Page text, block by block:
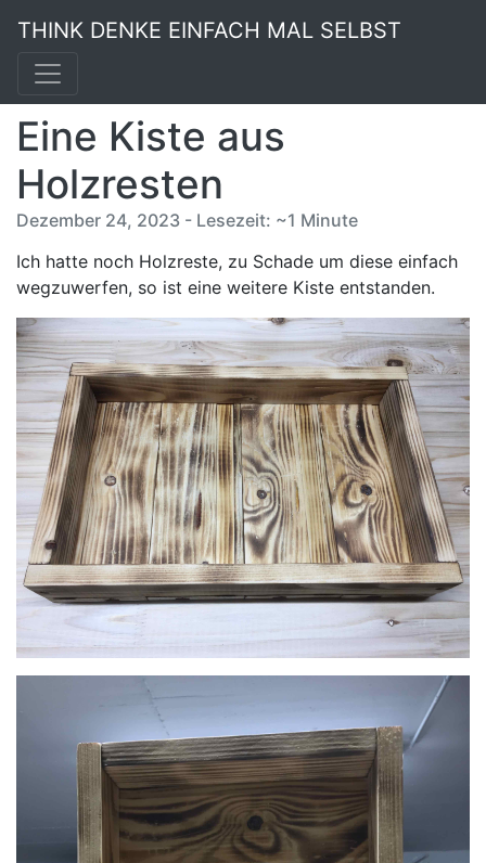
THINK DENKE EINFACH MAL SELBST
Eine Kiste aus
Holzresten
Dezember 24, 2023 - Lesezeit: ~1 Minute
Ich hatte noch Holzreste, zu Schade um diese einfach
wegzuwerfen, so ist eine weitere Kiste entstanden.